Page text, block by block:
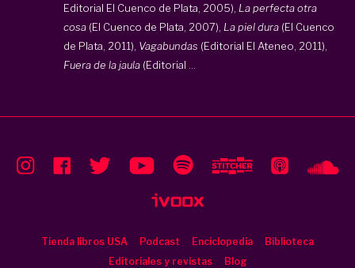
Editorial El Cuenco de Plata, 2005), La perfecta otra
cosa (El Cuenco de Plata, 2007), La piel dura (El Cuenco
de Plata, 2011), Vagabundas (Editorial El Ateneo, 2011),
Fuera de la jaula (Editorial ...
Tienda libros USA Podcast Enciclopedia
Biblioteca
Editoriales y revistas
Blog